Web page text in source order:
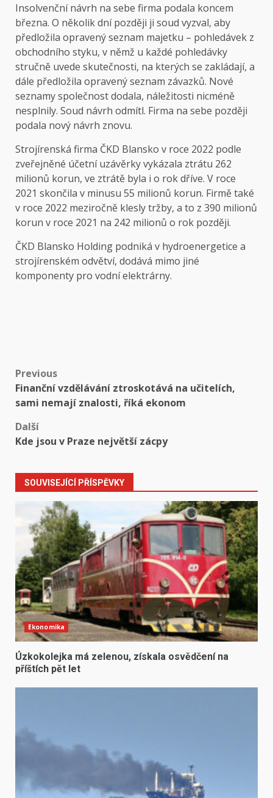
Insolvenční návrh na sebe firma podala koncem
března. O několik dní později ji soud vyzval, aby
předložila opravený seznam majetku – pohledávek z
obchodního styku, v němž u každé pohledávky
stručně uvede skutečnosti, na kterých se zakládají, a
dále předložila opravený seznam závazků. Nové
seznamy společnost dodala, náležitosti nicméně
nesplnily. Soud návrh odmítl. Firma na sebe později
podala nový návrh znovu.
Strojírenská firma ČKD Blansko v roce 2022 podle
zveřejněné účetní uzávěrky vykázala ztrátu 262
milionů korun, ve ztrátě byla i o rok dříve. V roce
2021 skončila v minusu 55 milionů korun. Firmě také
v roce 2022 meziročně klesly tržby, a to z 390 milionů
korun v roce 2021 na 242 milionů o rok později.
ČKD Blansko Holding podniká v hydroenergetice a
strojírenském odvětví, dodává mimo jiné
komponenty pro vodní elektrárny.
Post
navigation
Previous
Finanční vzdělávání ztroskotává na učitelích,
sami nemají znalosti, říká ekonom
Další
Kde jsou v Praze největší zácpy
SOUVISEJÍCÍ PŘÍSPĚVKY
Ekonomika
Úzkokolejka má zelenou, získala osvědčení na
příštích pět let